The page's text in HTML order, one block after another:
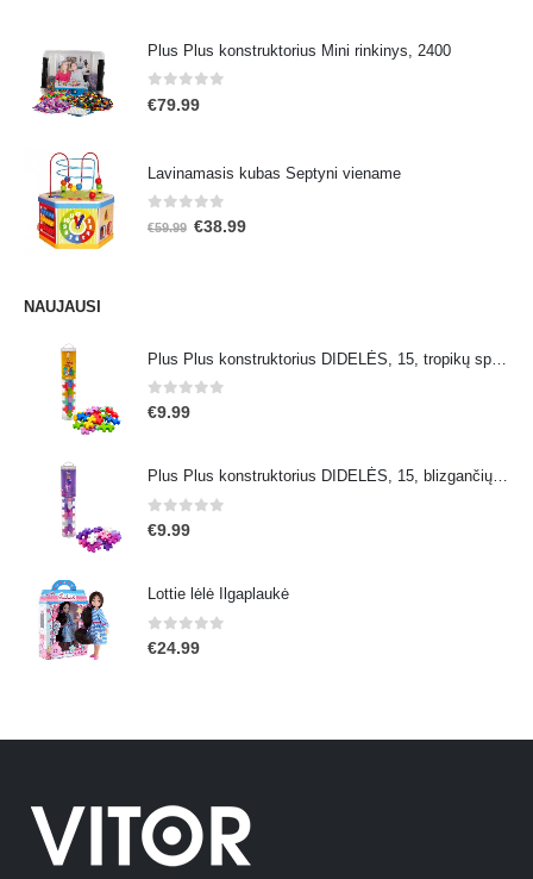
€21.99. €13.19.
Plus Plus konstruktorius Mini rinkinys, 2400
0out of 5
€79.99
Lavinamasis kubas Septyni viename
0out of 5
€59.99 Original
€38.99Current
NAUJAUSI
0out of 5
€9.99
Plus Plus konstruktorius DIDELĖS, 15, blizgančių spalvų
0out of 5
€9.99
Lottie lėlė Ilgaplaukė
0out of 5
€24.99